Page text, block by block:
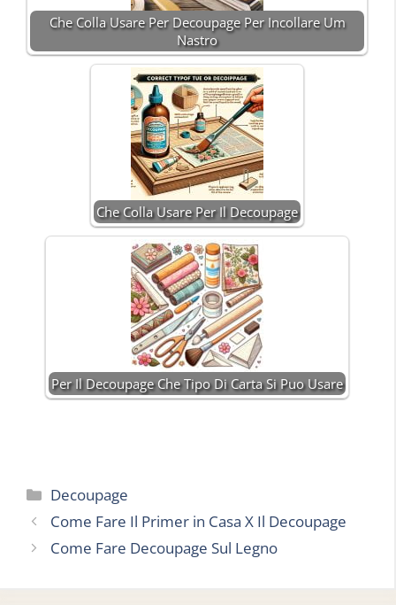
Che Colla Usare Per Decoupage Per Incollare Um
Nastro
Che Colla Usare Per Il Decoupage
Per Il Decoupage Che Tipo Di Carta Si Puo Usare
Categorie
Decoupage
Come Fare Il Primer in Casa X Il Decoupage
Come Fare Decoupage Sul Legno